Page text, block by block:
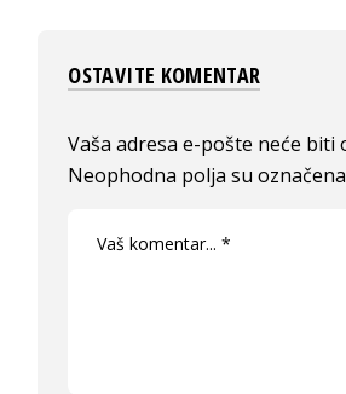
OSTAVITE KOMENTAR
Vaša adresa e-pošte neće biti
Neophodna polja su